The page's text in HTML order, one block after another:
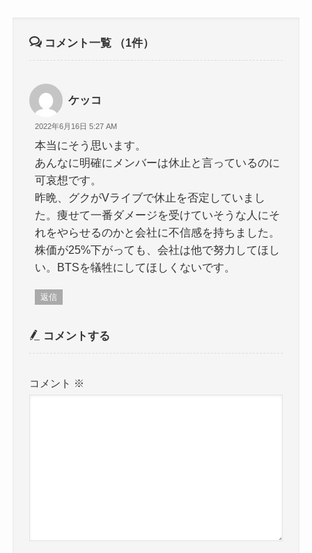
コメント一覧 （1件）
ケッコ
2022年6月16日 5:27 AM
本当にそう思います。
あんなに明確にメンバーは休止と言っているのに
可哀想です。
昨晩、グクがVライブで休止を否定していまし
た。痩せて一番ダメージを受けていそうな人にそ
れをやらせるのかと会社に不信感を持ちました。
株価が25%下がっても、会社は他で努力してほし
い。BTSを犠牲にしてほしくないです。
返信
コメントする
コメント ※